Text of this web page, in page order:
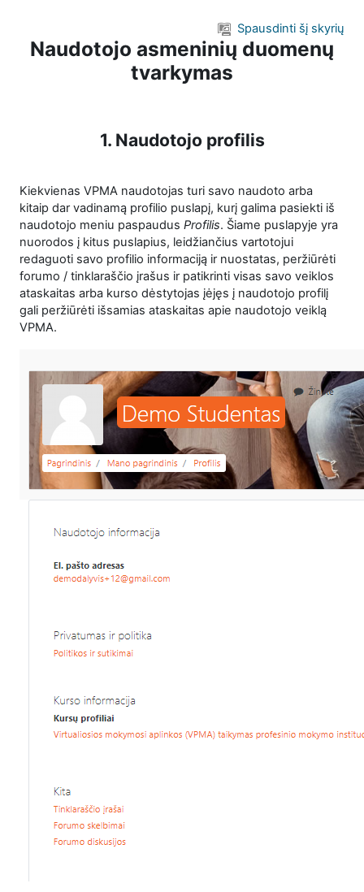
Spausdinti šį skyrių
Naudotojo asmeninių duomenų
tvarkymas
1. Naudotojo profilis
Kiekvienas VPMA naudotojas turi savo naudoto arba
kitaip dar vadinamą profilio puslapį, kurį galima pasiekti iš
naudotojo meniu paspaudus Profilis. Šiame puslapyje yra
nuorodos į kitus puslapius, leidžiančius vartotojui
redaguoti savo profilio informaciją ir nuostatas, peržiūrėti
forumo / tinklaraščio įrašus ir patikrinti visas savo veiklos
ataskaitas arba kurso dėstytojas įėjęs į naudotojo profilį
gali peržiūrėti išsamias ataskaitas apie naudotojo veiklą
VPMA.